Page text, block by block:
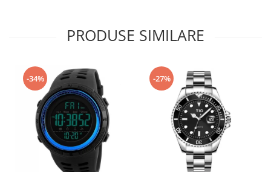
PRODUSE SIMILARE
-34% -27%